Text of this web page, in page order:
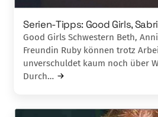
Serien-Tipps: Good Girls,
Good Girls Schwestern Beth,
Freundin Ruby können trotz
unverschuldet kaum noch über
Durch…